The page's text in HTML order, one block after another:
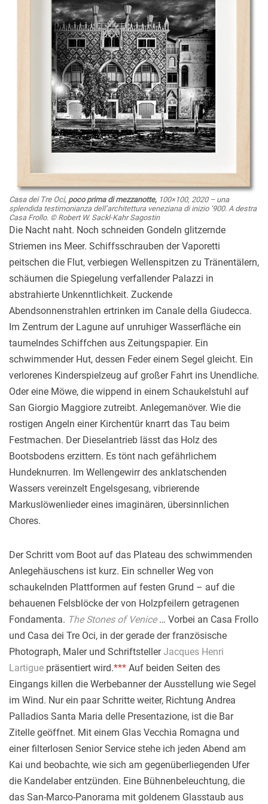
Casa dei Tre Oci, poco prima di mezzanotte, 100×100, 2020– una
splendida testimonianza dell’architettura veneziana di inizio ‘900. A destra
Casa Frollo. © Robert W. Sackl-Kahr Sagostin
Die Nacht naht. Noch schneiden Gondeln glitzernde
Striemen ins Meer. Schiffsschrauben der Vaporetti
peitschen die Flut, verbiegen Wellenspitzen zu Tränentälern,
schäumen die Spiegelung verfallender Palazzi in
abstrahierte Unkenntlichkeit. Zuckende
Abendsonnenstrahlen ertrinken im Canale della Giudecca.
Im Zentrum der Lagune auf unruhiger Wasserfläche ein
taumelndes Schiffchen aus Zeitungspapier. Ein
schwimmender Hut, dessen Feder einem Segel gleicht. Ein
verlorenes Kinderspielzeug auf großer Fahrt ins Unendliche.
Oder eine Möwe, die wippend in einem Schaukelstuhl auf
San Giorgio Maggiore zutreibt. Anlegemanöver. Wie die
rostigen Angeln einer Kirchentür knarrt das Tau beim
Festmachen. Der Dieselantrieb lässt das Holz des
Bootsbodens erzittern. Es tönt nach gefährlichem
Hundeknurren. Im Wellengewirr des anklatschenden
Wassers vereinzelt Engelsgesang, vibrierende
Markuslöwenlieder eines imaginären, übersinnlichen
Chores.
Der Schritt vom Boot auf das Plateau des schwimmenden
Anlegehäuschens ist kurz. Ein schneller Weg von
schaukelnden Plattformen auf festen Grund – auf die
behauenen Felsblöcke der von Holzpfeilern getragenen
Fondamenta. The Stones of Venice… Vorbei an Casa Frollo
und Casa dei Tre Oci, in der gerade der französische
Photograph, Maler und SchriftstellerJacques Henri
Lartigue präsentiert wird.*** Auf beiden Seiten des
Eingangs killen die Werbebanner der Ausstellung wie Segel
im Wind. Nur ein paar Schritte weiter, Richtung Andrea
Palladios Santa Maria delle Presentazione, ist die Bar
Zitelle geöffnet. Mit einem Glas Vecchia Romagna und
einer filterlosen Senior Service stehe ich jeden Abend am
Kai und beobachte, wie sich am gegenüberliegenden Ufer
die Kandelaber entzünden. Eine Bühnenbeleuchtung, die
das San-Marco-Panorama mit goldenem Glasstaub aus